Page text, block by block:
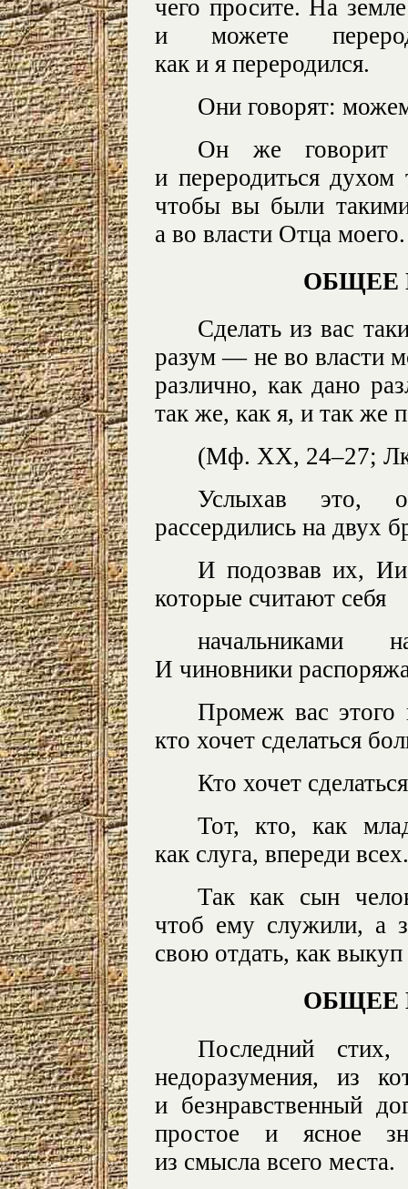
чего просите. На
и можете
как и я переродился.
Они говорят:
Он же
и переродиться
чтобы вы были
а во власти Отца моего.
ОБЩЕЕ
Сделать из вас
разум — не во власти
различно, как дано
так же, как я, и так же
(Мф. XX, 24–27;
Услыхав это,
рассердились на двух
И подозвав их,
которые считают себя
начальниками
И чиновники
Промеж вас
кто хочет сделаться
Кто хочет
Тот, кто, как
как слуга, впереди всех.
Так как сын
чтоб ему служили, а
свою отдать, как
ОБЩЕЕ
Последний
недоразумения, из
и безнравственный
простое и ясное
из смысла всего места.